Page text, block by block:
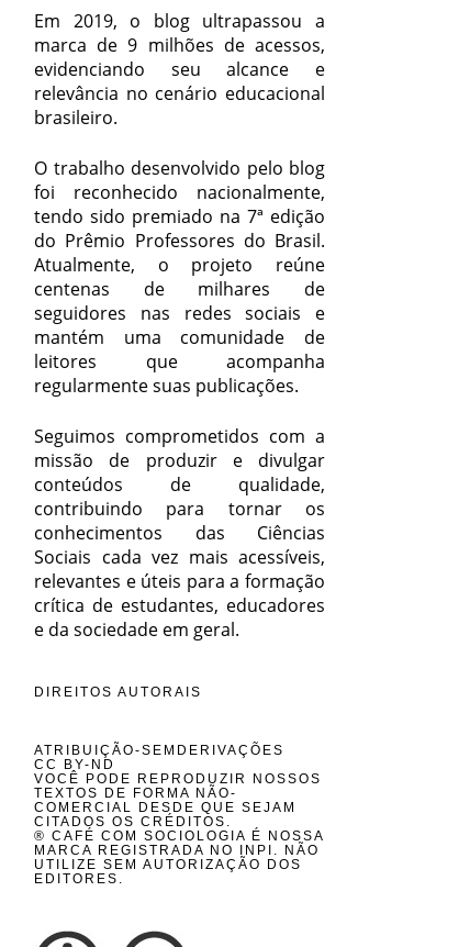
Em 2019, o blog ultrapassou a
marca de 9 milhões de acessos,
evidenciando seu alcance e
relevância no cenário educacional
brasileiro.
O trabalho desenvolvido pelo blog
foi reconhecido nacionalmente,
tendo sido premiado na 7ª edição
do Prêmio Professores do Brasil.
Atualmente, o projeto reúne
centenas de milhares de
seguidores nas redes sociais e
mantém uma comunidade de
leitores que acompanha
regularmente suas publicações.
Seguimos comprometidos com a
missão de produzir e divulgar
conteúdos de qualidade,
contribuindo para tornar os
conhecimentos das Ciências
Sociais cada vez mais acessíveis,
relevantes e úteis para a formação
crítica de estudantes, educadores
e da sociedade em geral.
DIREITOS AUTORAIS
ATRIBUIÇÃO-SEMDERIVAÇÕES
CC BY-ND
VOCÊ PODE REPRODUZIR NOSSOS
TEXTOS DE FORMA NÃO-
COMERCIAL DESDE QUE SEJAM
CITADOS OS CRÉDITOS.
® CAFÉ COM SOCIOLOGIA É NOSSA
MARCA REGISTRADA NO INPI. NÃO
UTILIZE SEM AUTORIZAÇÃO DOS
EDITORES.